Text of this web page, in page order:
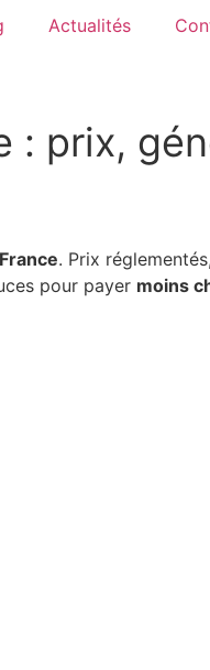
Actualités
: prix,
. Prix
pour payer moins